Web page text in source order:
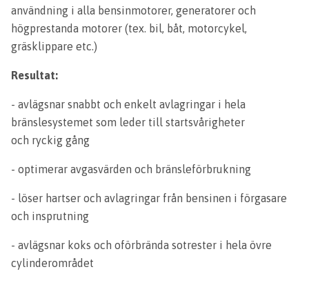
användning i alla bensinmotorer, generatorer och
högprestanda motorer (tex. bil, båt, motorcykel,
gräsklippare etc.)
Resultat:
- avlägsnar snabbt och enkelt avlagringar i hela
bränslesystemet som leder till startsvårigheter
och ryckig gång
- optimerar avgasvärden och bränsleförbrukning
- löser hartser och avlagringar från bensinen i förgasare
och insprutning
- avlägsnar koks och oförbrända sotrester i hela övre
cylinderområdet